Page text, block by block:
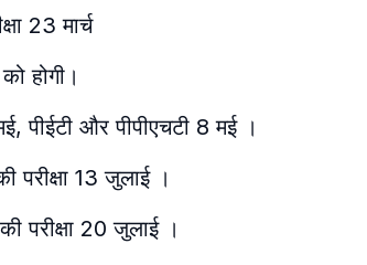
23 मार्च
होगी।
पीईटी और पीपीएचटी 8 मई ।
परीक्षा 13 जुलाई ।
परीक्षा 20 जुलाई ।